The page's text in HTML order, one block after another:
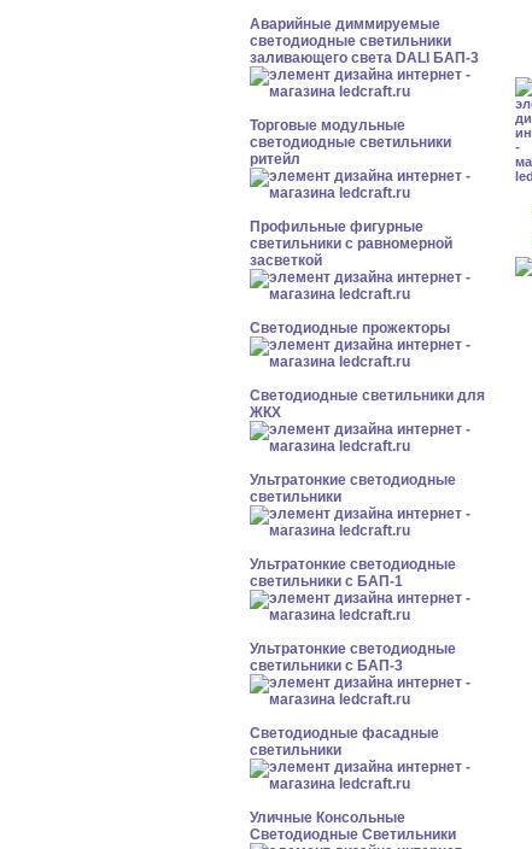
Аварийные диммируемые
светодиодные светильники
заливающего света DALI БАП-3
Торговые модульные
светодиодные светильники
ритейл
Профильные фигурные
светильники с равномерной
засветкой
Светодиодные прожекторы
Светодиодные светильники для
ЖКХ
Ультратонкие светодиодные
светильники
Ультратонкие светодиодные
светильники с БАП-1
Ультратонкие светодиодные
светильники с БАП-3
Светодиодные фасадные
светильники
Уличные Консольные
Светодиодные Светильники